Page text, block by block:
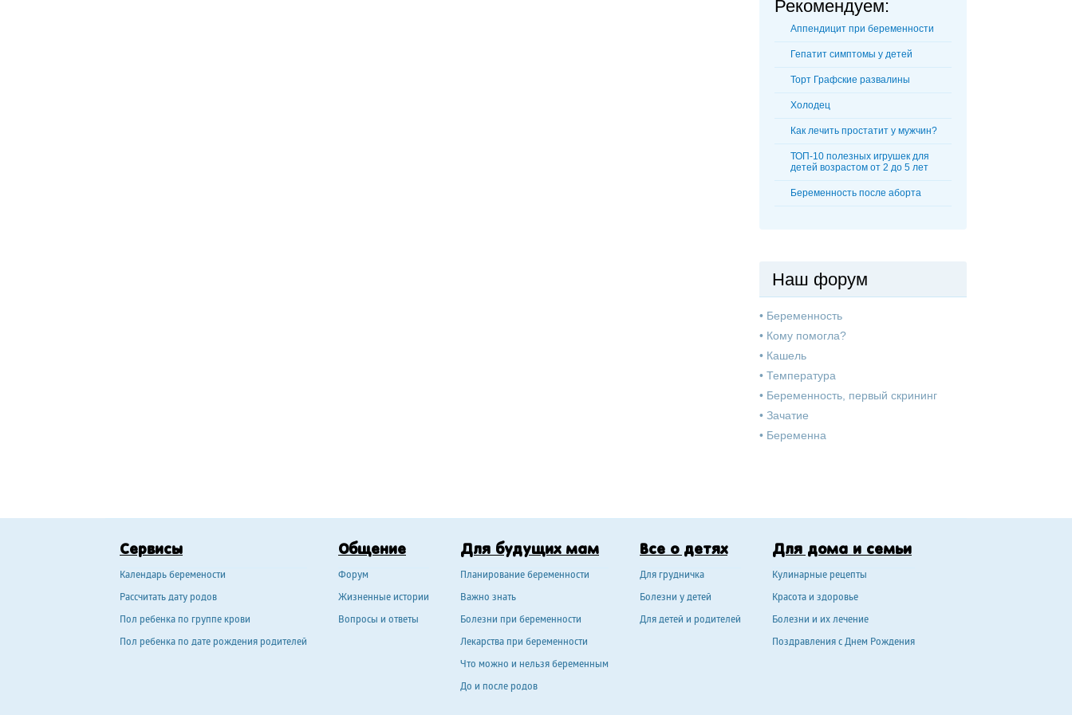
Рекомендуем:
Аппендицит при беременности
Гепатит симптомы у детей
Торт Графские развалины
Холодец
Как лечить простатит у мужчин?
ТОП-10 полезных игрушек для
детей возрастом от 2 до 5 лет
Беременность после аборта
Наш форум
• Беременность
• Кому помогла?
• Кашель
• Температура
• Беременность, первый скрининг
• Зачатие
• Беременна
Сервисы
Календарь беремености
Рассчитать дату родов
Пол ребенка по группе крови
Пол ребенка по дате рождения родителей
Общение
Форум
Жизненные истории
Вопросы и ответы
Для будущих мам
Планирование беременности
Важно знать
Болезни при беременности
Лекарства при беременности
Что можно и нельзя беременным
До и после родов
Все о детях
Для грудничка
Болезни у детей
Для детей и родителей
Для дома и семьи
Кулинарные рецепты
Красота и здоровье
Болезни и их лечение
Поздравления с Днем Рождения